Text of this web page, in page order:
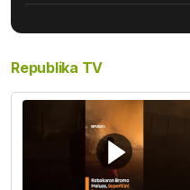
Republika TV